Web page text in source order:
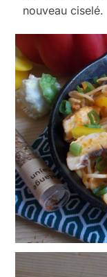
nouveau ciselé.